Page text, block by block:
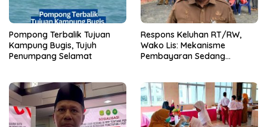
Pompong Terbalik Tujuan
Kampung Bugis, Tujuh
Penumpang Selamat
‎Respons Keluhan RT/RW,
Wako Lis: Mekanisme
Pembayaran Sedang